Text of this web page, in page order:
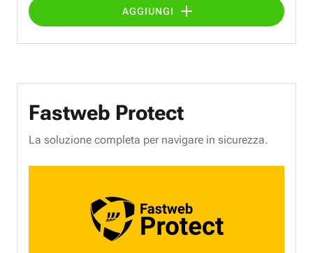
AGGIUNGI
Fastweb Protect
La soluzione completa per navigare in sicurezza.